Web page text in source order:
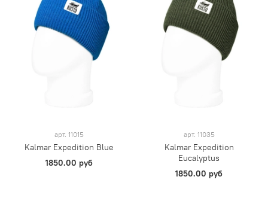
арт. 11015
Kalmar Expedition Blue
1850.00 руб
арт. 11035
Kalmar Expedition
Eucalyptus
1850.00 руб